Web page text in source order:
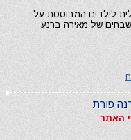
לילדים המבוססת על
של מאירה ברנע
פורת
האתר